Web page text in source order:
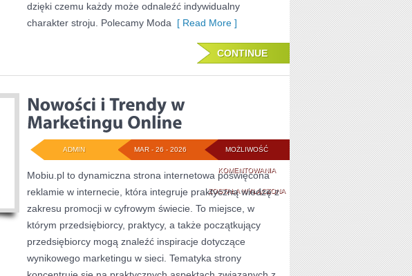
dzięki czemu każdy może odnaleźć indywidualny
charakter stroju. Polecamy Moda [ Read More ]
CONTINUE
MOŻLIWOŚĆ
KOMENTOWANIANOWOŚCI
I
TRENDY
MARKETINGU
ONLINE
ZOSTAŁA WYŁĄCZONA
MAR - 26 - 2026
ADMIN
Mobiu.pl to dynamiczna strona internetowa poświęcona
reklamie w internecie, która integruje praktyczną wiedzę z
zakresu promocji w cyfrowym świecie. To miejsce, w
którym przedsiębiorcy, praktycy, a także początkujący
przedsiębiorcy mogą znaleźć inspiracje dotyczące
wynikowego marketingu w sieci. Tematyka strony